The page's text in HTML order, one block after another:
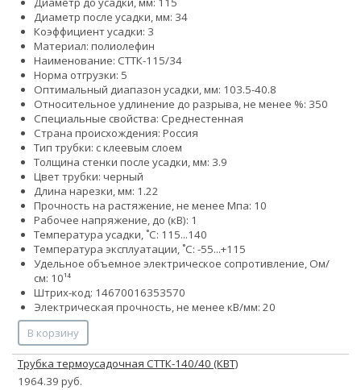
Диаметр после усадки, мм: 34
Коэффициент усадки: 3
Материал: полиолефин
Наименование: СТТК-115/34
Норма отгрузки: 5
Оптимальный диапазон усадки, мм: 103.5-40.8
Относительное удлинение до разрыва, не менее %: 350
Специальные свойства: Среднестенная
Страна происхождения: Россия
Тип трубки: с клеевым слоем
Толщина стенки после усадки, мм: 3.9
Цвет трубки: черный
Длина нарезки, мм: 1.22
Прочность на растяжение, не менее Мпа: 10
Рабочее напряжение, до (кВ): 1
Температура усадки, ˚С: 115...140
Температура эксплуатации, ˚С: -55...+115
Удельное объемное электрическое сопротивление, Ом/
см: 10¹⁴
Штрих-код: 14670016353570
Электрическая прочность, не менее кВ/мм: 20
В корзину
Трубка термоусадочная СТТК-140/40 (КВТ)
1964.39 руб.